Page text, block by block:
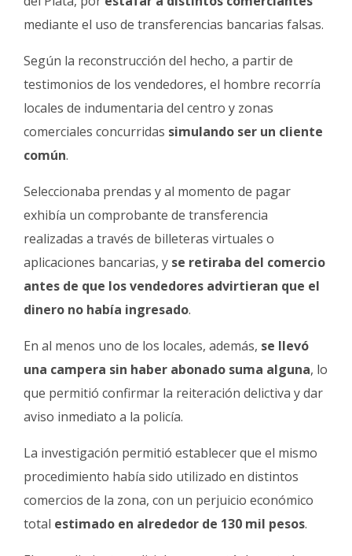
mediante el uso de transferencias bancarias falsas.
Según la reconstrucción del hecho, a partir de
testimonios de los vendedores, el hombre recorría
locales de indumentaria del centro y zonas
comerciales concurridas simulando ser un cliente
común.
Seleccionaba prendas y al momento de pagar
exhibía un comprobante de transferencia
realizadas a través de billeteras virtuales o
aplicaciones bancarias, y se retiraba del comercio
antes de que los vendedores advirtieran que el
dinero no había ingresado.
En al menos uno de los locales, además, se llevó
una campera sin haber abonado suma alguna, lo
que permitió confirmar la reiteración delictiva y dar
aviso inmediato a la policía.
La investigación permitió establecer que el mismo
procedimiento había sido utilizado en distintos
comercios de la zona, con un perjuicio económico
total estimado en alrededor de 130 mil pesos.